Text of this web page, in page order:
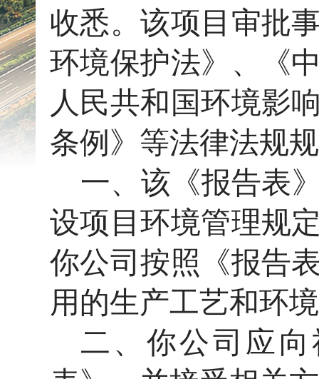
收悉。该项目审批
环境保护法》、《
人民共和国环境影
条例》等法律法规
一、该《报告表
设项目环境管理规
你公司按照《报告
用的生产工艺和环
二、你公司应